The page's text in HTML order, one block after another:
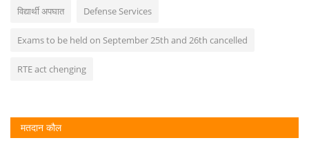
विद्यार्थी अपघात Defense Services
Exams to be held on September 25th and 26th cancelled
RTE act chenging
मतदान कौल